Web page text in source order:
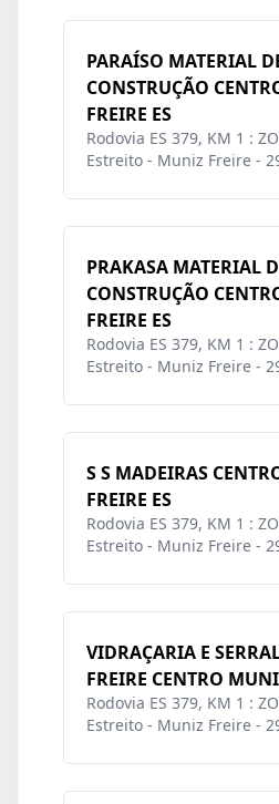
PARAÍSO MATERIAL
CONSTRUÇÃO
FREIRE ES
Rodovia ES 379, KM 1 :
Estreito - Muniz Freire -
PRAKASA MATERIAL
CONSTRUÇÃO
FREIRE ES
Rodovia ES 379, KM 1 :
Estreito - Muniz Freire -
S S MADEIRAS
FREIRE ES
Rodovia ES 379, KM 1 :
Estreito - Muniz Freire -
VIDRAÇARIA E
FREIRE CENTRO
Rodovia ES 379, KM 1 :
Estreito - Muniz Freire -